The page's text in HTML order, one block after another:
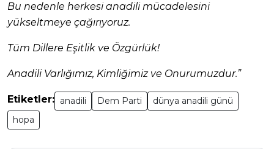
Bu nedenle herkesi anadili mücadelesini
yükseltmeye çağırıyoruz.
Tüm Dillere Eşitlik ve Özgürlük!
Anadili Varlığımız, Kimliğimiz ve Onurumuzdur.”
Etiketler: anadili Dem Parti
dünya anadili günü
hopa